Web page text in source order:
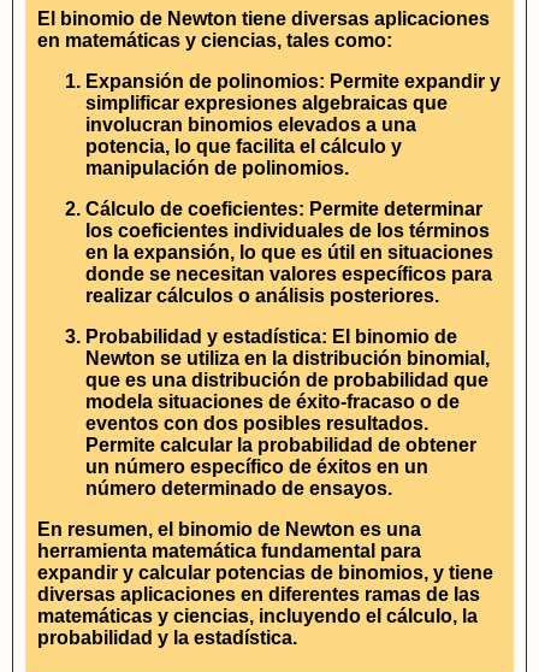
El binomio de Newton tiene diversas aplicaciones
en matemáticas y ciencias, tales como:
Expansión de polinomios: Permite expandir y
simplificar expresiones algebraicas que
involucran binomios elevados a una
potencia, lo que facilita el cálculo y
manipulación de polinomios.
Cálculo de coeficientes: Permite determinar
los coeficientes individuales de los términos
en la expansión, lo que es útil en situaciones
donde se necesitan valores específicos para
realizar cálculos o análisis posteriores.
Probabilidad y estadística: El binomio de
Newton se utiliza en la distribución binomial,
que es una distribución de probabilidad que
modela situaciones de éxito-fracaso o de
eventos con dos posibles resultados.
Permite calcular la probabilidad de obtener
un número específico de éxitos en un
número determinado de ensayos.
En resumen, el binomio de Newton es una
herramienta matemática fundamental para
expandir y calcular potencias de binomios, y tiene
diversas aplicaciones en diferentes ramas de las
matemáticas y ciencias, incluyendo el cálculo, la
probabilidad y la estadística.